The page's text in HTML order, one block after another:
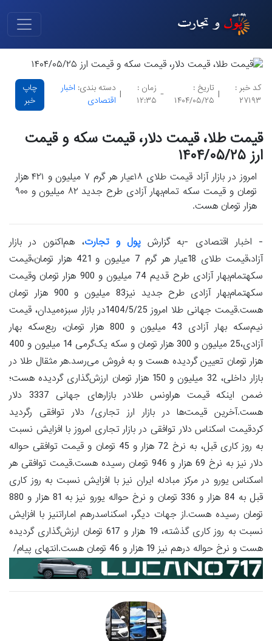
کد خبر :
۲۷۱۹۳
|
تاریخ :
۱۴۰۴/۰۵/۲۵
-
زمان :
۱۲:۳۵
|
دسته بندی: اخبار
اقتصادی
چاپ
خبر
قیمت طلا، قیمت دلار، قیمت سکه و قیمت
ارز ۱۴۰۴/۰۵/۲۵
امروز در بازار آزاد قیمت طلای ۱۸عیار هر گرم ۷ میلیون و ۴۲۱ هزار
تومان و قیمت سکه تمام‌بهار آزادی طرح جدید ۸۲ میلیون و ۹۰۰
هزار تومان هست.
- اخبار اقتصادی -به گزارش پول و تجارت، هم‌اکنون در بازار
آزاد،قیمت طلای 18عیار هر گرم 7 میلیون و 421 هزار تومان،قیمت
سکهتمام‌بهار آزادی طرح قدیم 74 میلیون و 900 هزار تومان وقیمت
سکهتمام‌بهار آزادی طرح جدید نیز83 میلیون و 900 هزار تومان
هست.قیمت جهانی طلا امروز 1404/5/25در بازار سبزه‌میدان، قیمت
نیم‌سکه بهار آزادی 43 میلیون و 800 هزار تومان، ربع‌سکه بهار
آزادی،25 میلیون و 300 هزار تومان و سکه یک‌گرمی 14 میلیون و 400
هزار تومان تعیین گردیده هست و به فروش می‌رسد.هر مثقال طلا در
بازار داخلی، 32 میلیون و 150 هزار تومان ارزش‌گذاری گردیده هست؛
ضمن اینکه قیمت هراونس طلادر بازارهای جهانی 3337 دلار
هست.آخرین قیمت‌ها در بازار ارز تجاری/ دلار توافقی رگردید
کردقیمت اسکناس دلار توافقی در بازار تجاری امروز با افزایش نسبت
به روز کاری قبل، به نرخ 72 هزار و 45 تومان و قیمت توافقی حواله
دلار نیز به نرخ 69 هزار و 946 تومان رسیده هست.قیمت توافقی هر
اسکناس یورو در مرکز مبادله ایران نیز با افزایش نسبت به روز کاری
قبل به 84 هزار و 336 تومان و نرخ حواله یورو نیز به 81 هزار و 880
تومان رسیده هست.از جهات دیگر، اسکناسدرهم اماراتنیز با افزایش
نسبت به روز کاری گذشته، 19 هزار و 617 تومان ارزش‌گذاری گردیده
هست و نرخ حواله درهم نیز 19 هزار و 46 تومان هست.انتهای پیام/